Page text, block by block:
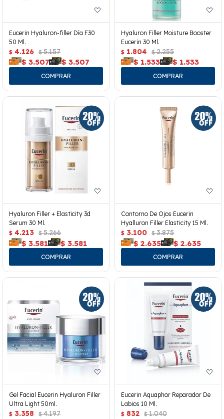
Eucerin Hyaluron-filler Día F30
50 Ml.
$ 4.126 $ 5.157
$ 3.507 $ 3.507
Hyaluron Filler Moisture Booster
Eucerin 30 Ml.
$ 1.804 $ 2.255
$ 1.533 $ 1.533
Hyaluron Filler + Elasticity 3d
Serum 30 Ml.
$ 4.213 $ 5.266
$ 3.581 $ 3.581
Contorno De Ojos Eucerin
Hyalluron Filler Elasticity 15 Ml.
$ 3.100 $ 3.875
$ 2.635 $ 2.635
Gel Facial Eucerin Hyaluron Filler
Ultra Light 50ml.
$ 3.358 $ 4.197
Eucerin Aquaphor Reparador De
Labios 10 Ml.
$ 832 $ 1.040